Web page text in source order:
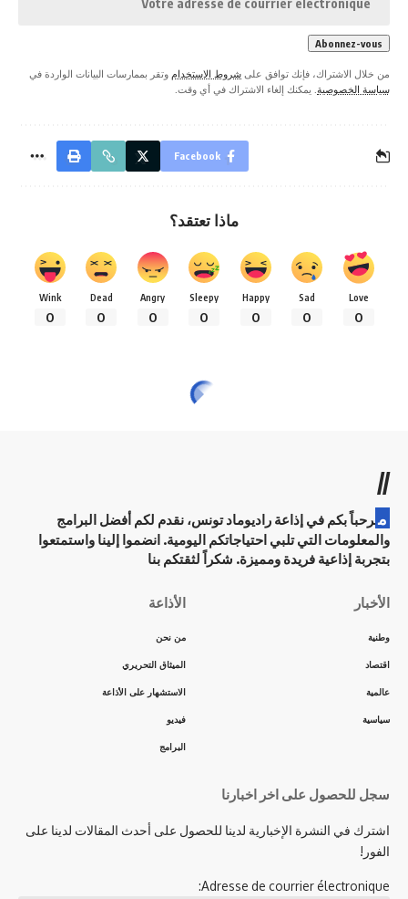
من خلال الاشتراك، فإنك توافق على شروط الاستخدام وتقر بممارسات البيانات الواردة في
سياسة الخصوصية . يمكنك إلغاء الاشتراك في أي وقت.
Facebook
ماذا تعتقد؟
Love
0
Sad
0
Happy
0
Sleepy
0
Angry
0
Dead
0
Wink
0
//
م رحباً بكم في إذاعة راديوماد تونس، نقدم لكم أفضل البرامج
والمعلومات التي تلبي احتياجاتكم اليومية. انضموا إلينا واستمتعوا
بتجربة إذاعية فريدة ومميزة. شكراً لثقتكم بنا
الأخبار
وطنية
اقتصاد
عالمية
سياسية
الأذاعة
من نحن
الميثاق التحريري
الاستشهار على الأذاعة
فيديو
البرامج
سجل للحصول على اخر اخبارنا
اشترك في النشرة الإخبارية لدينا للحصول على أحدث المقالات لدينا على
الفور!
Adresse de courrier électronique: